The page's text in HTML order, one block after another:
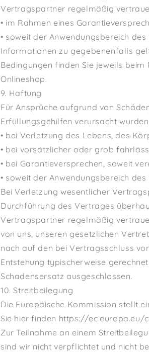
Vertragspartner regelmäßig
• im Rahmen eines
• soweit der Anwendungsbereich
Informationen zu gegebenenfalls
Bedingungen finden Sie jeweils
Onlineshop.
9. Haftung
Für Ansprüche aufgrund von
Erfüllungsgehilfen verursacht
• bei Verletzung des Lebens, des
• bei vorsätzlicher oder grob
• bei Garantieversprechen, soweit
• soweit der Anwendungsbereich
Bei Verletzung wesentlicher
Durchführung des Vertrages
Vertragspartner regelmäßig
von uns, unseren gesetzlichen
nach auf den bei Vertragsschluss
Entstehung typischerweise
Schadensersatz ausgeschlossen.
10. Streitbeilegung
Die Europäische Kommission stellt
Sie hier finden https://
Zur Teilnahme an einem
sind wir nicht verpflichtet und nicht